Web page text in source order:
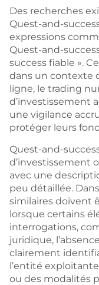
Des recherches
Quest-and-
expressions
Quest-and-
success fiable ».
dans un contexte
ligne, le trading
d’investissement
une vigilance
protéger leurs
Quest-and-
d’investissement
avec une
peu détaillée.
similaires doivent
lorsque certains
interrogations,
juridique,
clairement
l’entité
ou des modalités